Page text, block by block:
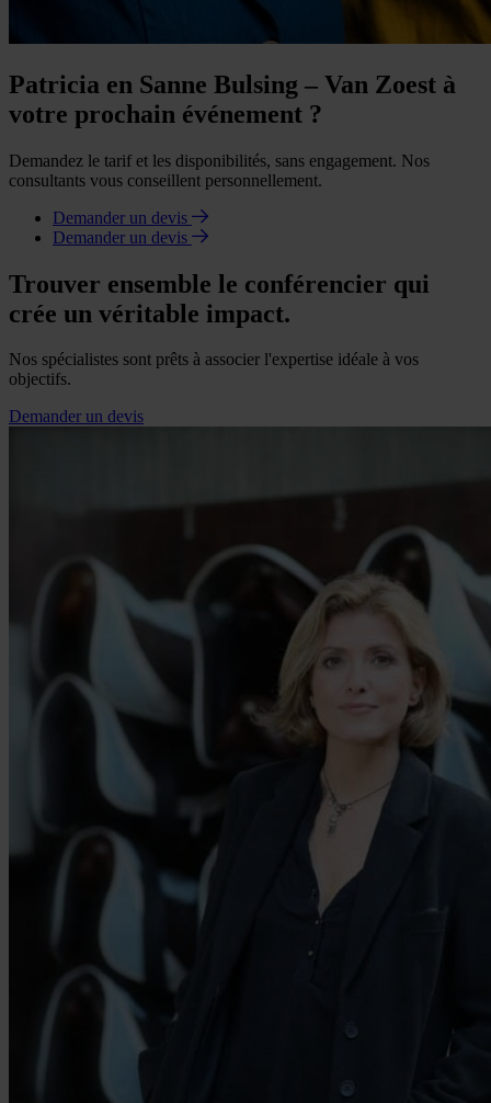
Patricia en Sanne Bulsing – Van Zoest à
votre prochain événement ?
Demandez le tarif et les disponibilités, sans engagement. Nos
consultants vous conseillent personnellement.
Demander un devis
Demander un devis
Trouver ensemble le conférencier qui
crée un véritable impact.
Nos spécialistes sont prêts à associer l'expertise idéale à vos
objectifs.
Demander un devis